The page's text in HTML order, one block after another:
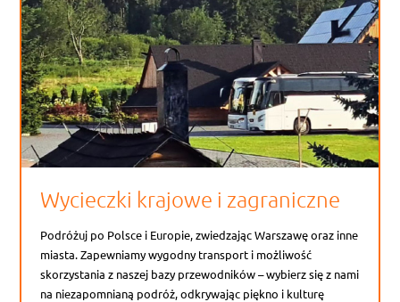
Wycieczki krajowe i zagraniczne
Podróżuj po Polsce i Europie, zwiedzając Warszawę oraz inne
miasta. Zapewniamy wygodny transport i możliwość
skorzystania z naszej bazy przewodników – wybierz się z nami
na niezapomnianą podróż, odkrywając piękno i kulturę